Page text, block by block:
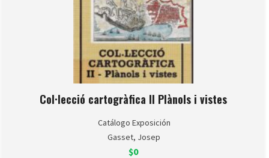
Col·lecció cartogràfica II Plànols i vistes
Catálogo Exposición
Gasset, Josep
$0